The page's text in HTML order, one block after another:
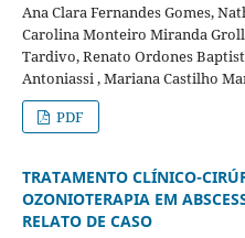
Ana Clara Fernandes Gomes,
Carolina Monteiro Miranda
Tardivo, Renato Ordones
Antoniassi , Mariana Castilho
PDF
TRATAMENTO CLÍNICO-
OZONIOTERAPIA EM
RELATO DE CASO